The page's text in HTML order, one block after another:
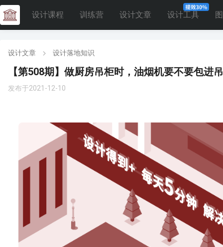
设计课程 训练营 设计文章 设计工具
设计文章 设计落地知识
【第508期】做厨房吊柜时，油烟机要不要包进
发布于2021-12-10